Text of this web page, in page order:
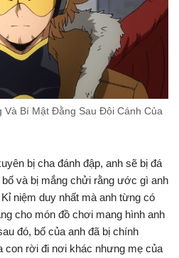
Bí Mật Đằng Sau Đôi Cánh Của
bị cha đánh đập, anh sẽ bị đá
và bị mắng chửi rằng ước gì anh
niệm duy nhất mà anh từng có
cho món đồ chơi mang hình anh
đó, bố của anh đã bị chính
con rời đi nơi khác nhưng mẹ của